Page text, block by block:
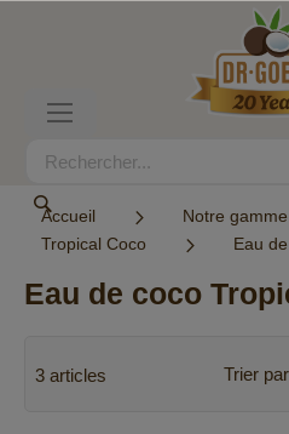
navigation
Rechercher
Accueil
Notre
Tropical Coco
Eau
Eau de coco
3 articles Trier par